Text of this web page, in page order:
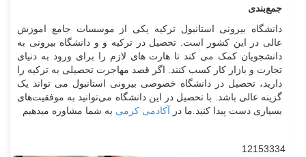
جمع‌بندی
دانشگاه بیرونی استانبول ترکیه یکی از موسسات جامع اموزش
عالی در این کشور است. تحصیل در ترکیه و و دانشگاه بیرونی به
دانشجویان کمک می کند تا هارت های لازم را برای ورود به دنیای
تجارت و بازار کار کسب کنند. اگر قصد مهاجرت تحصیلی به ترکیه را
دارید، تحصیل در دانشگاه خصوصی بیرونی استانبول می تواند یک
گزینه عالی باشد. با تحصیل در این دانشگاه می‌توانید به موفقیت‌های
بسیاری دست پیدا کنید.ما در آکادمی کرمی به شما مشاوره میدهیم
12153334